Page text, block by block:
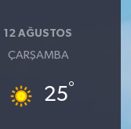
12 AĞUSTOS
ÇARŞAMBA
25°